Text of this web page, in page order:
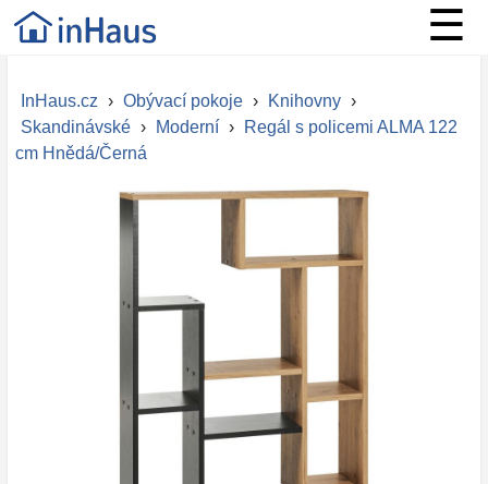
☰
InHaus.cz › Obývací pokoje › Knihovny ›
Skandinávské › Moderní ›
Regál s policemi ALMA 122
cm Hnědá/Černá